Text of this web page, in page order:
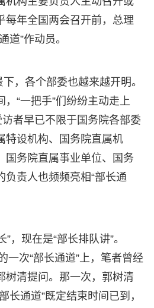
每年全国两会召开前，总理
道”作动员。
，各个部委也越来越开明。
“一把手”们纷纷主动走上
访者早已不限于国务院各部委
特设机构、国务院直属机
国务院直属事业单位、国务
负责人也频频亮相“部长通
，现在是“部长排队讲”。
一次“部长通道”上，笔者曾经
树清提问。那一次，郭树清
长通道”既定结束时间已到，